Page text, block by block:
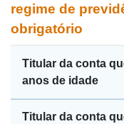
regime de
obrigatório
Titular da conta
anos de idade
Titular da conta